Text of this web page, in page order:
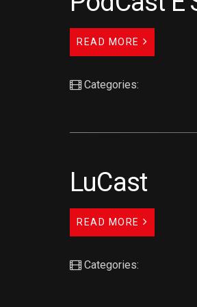
READ MORE
Categories:
LuCast
READ MORE
Categories: